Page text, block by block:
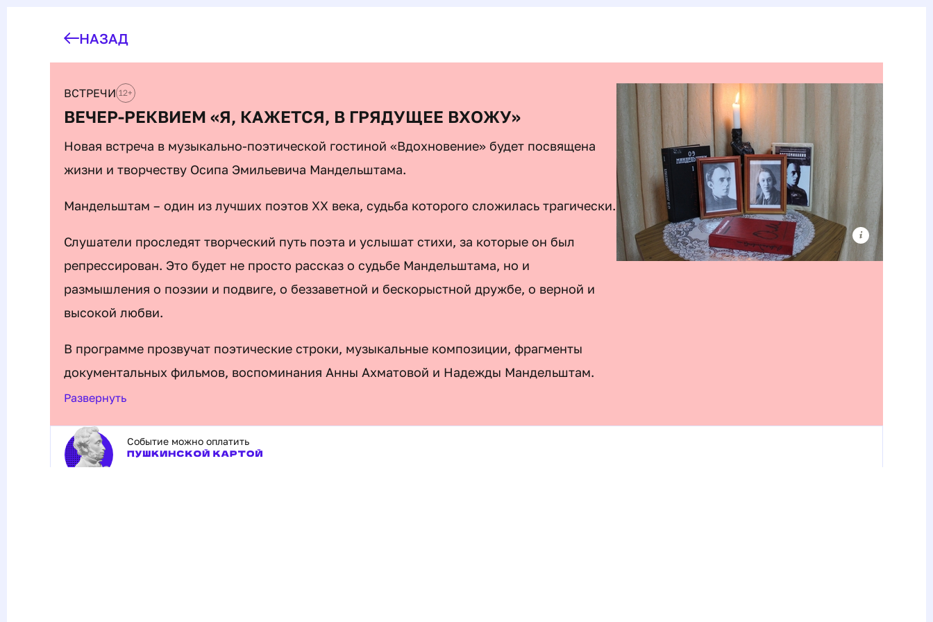
НАЗАД
ВСТРЕЧИ 12+
ВЕЧЕР-РЕКВИЕМ «Я, КАЖЕТСЯ, В ГРЯДУЩЕЕ ВХОЖУ»
Новая встреча в музыкально-поэтической гостиной «Вдохновение» будет посвящена
жизни и творчеству Осипа Эмильевича Мандельштама.
Мандельштам – один из лучших поэтов XX века, судьба которого сложилась трагически.
Слушатели проследят творческий путь поэта и услышат стихи, за которые он был
репрессирован. Это будет не просто рассказ о судьбе Мандельштама, но и
размышления о поэзии и подвиге, о беззаветной и бескорыстной дружбе, о верной и
высокой любви.
В программе прозвучат поэтические строки, музыкальные композиции, фрагменты
документальных фильмов, воспоминания Анны Ахматовой и Надежды Мандельштам.
Развернуть
Событие можно оплатить